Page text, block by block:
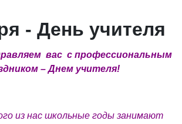
- День учителя
вас с профессиональным
– Днем учителя!
из нас школьные годы занимают